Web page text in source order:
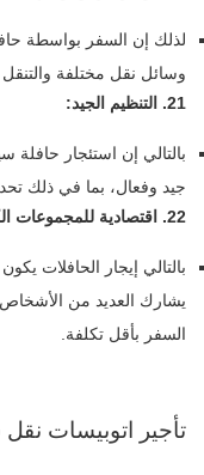
لذلك إن السفر بواسطة
وسائل نقل مختلفة والتنقل
21. التنظيم الجيد:
بالتالي إن استئجار حافلة
جيد وفعال، بما في ذلك
22. اقتصادية للمجموعات الكبيرة:
بالتالي إيجار الحافلات
يشارك العديد من
السفر بأقل تكلفة.
تأجير اتوبيسات